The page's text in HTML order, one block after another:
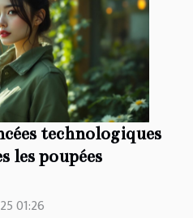
technologiques
les poupées
01:26